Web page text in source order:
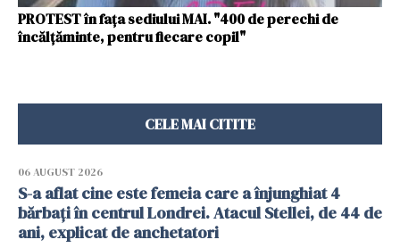
PROTEST în fața sediului MAI. "400 de perechi de
încălţăminte, pentru fiecare copil"
CELE MAI CITITE
06 AUGUST 2026
S-a aflat cine este femeia care a înjunghiat 4
bărbați în centrul Londrei. Atacul Stellei, de 44 de
ani, explicat de anchetatori